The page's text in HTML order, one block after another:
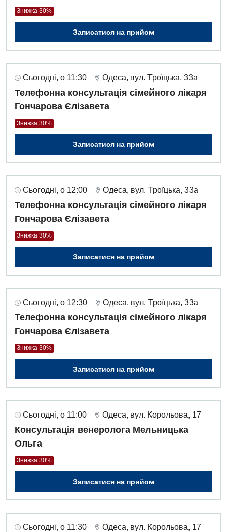
Знижка 30%
Записатися на прийом
Сьогодні, о 11:30 Одеса, вул. Троїцька, 33а
Телефонна консультація сімейного лікаря
Гончарова Єлізавета
Знижка 30%
Записатися на прийом
Сьогодні, о 12:00 Одеса, вул. Троїцька, 33а
Телефонна консультація сімейного лікаря
Гончарова Єлізавета
Знижка 30%
Записатися на прийом
Сьогодні, о 12:30 Одеса, вул. Троїцька, 33а
Телефонна консультація сімейного лікаря
Гончарова Єлізавета
Знижка 30%
Записатися на прийом
Сьогодні, о 11:00 Одеса, вул. Корольова, 17
Консультація венеролога Мельницька
Ольга
Знижка 30%
Записатися на прийом
Сьогодні, о 11:30 Одеса, вул. Корольова, 17